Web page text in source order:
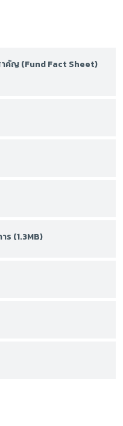
คัญ (Fund Fact Sheet)
ร (1.3MB)